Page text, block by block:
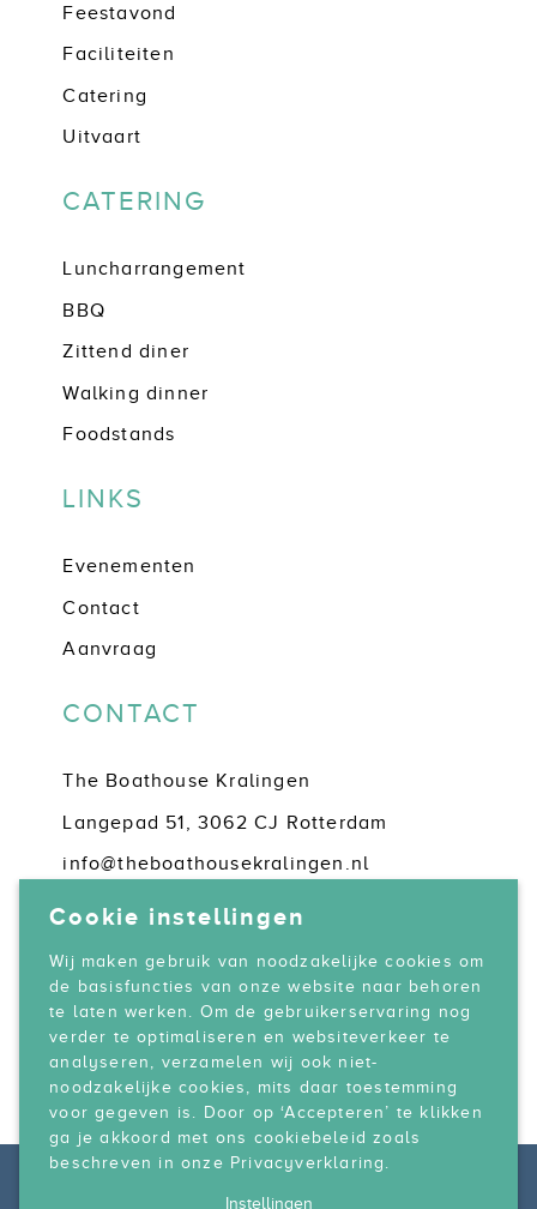
Feestavond
Faciliteiten
Catering
Uitvaart
CATERING
Luncharrangement
BBQ
Zittend diner
Walking dinner
Foodstands
LINKS
Evenementen
Contact
Aanvraag
CONTACT
The Boathouse Kralingen
Langepad 51, 3062 CJ Rotterdam
info@theboathousekralingen.nl
Events: +31 (0)6 1567 0200
Cookie instellingen
Wij maken gebruik van noodzakelijke cookies om
de basisfuncties van onze website naar behoren
te laten werken. Om de gebruikerservaring nog
verder te optimaliseren en websiteverkeer te
analyseren, verzamelen wij ook niet-
noodzakelijke cookies, mits daar toestemming
voor gegeven is. Door op ‘Accepteren’ te klikken
ga je akkoord met ons cookiebeleid zoals
beschreven in onze Privacyverklaring.
Instellingen